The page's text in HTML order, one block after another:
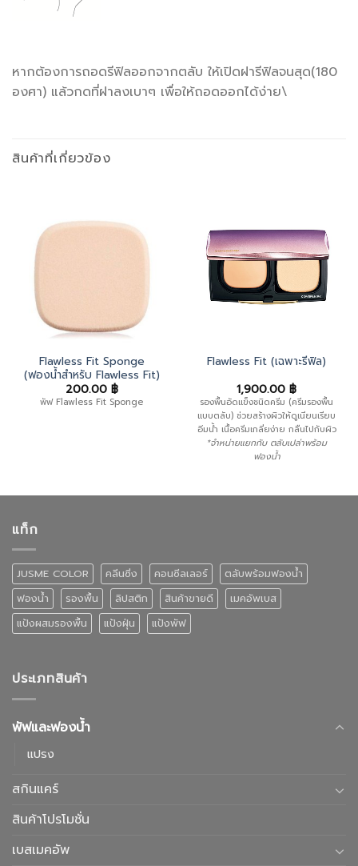
หากต้องการถอดรีฟิลออกจากตลับ ให้เปิดฝารีฟิลจนสุด(180
องศา) แล้วกดที่ฝาลงเบาๆ เพื่อให้ถอดออกได้ง่าย\
สินค้าที่เกี่ยวข้อง
Flawless Fit Sponge
(ฟองน้ำสำหรับ Flawless Fit)
200.00 ฿
พัฟ Flawless Fit Sponge
Flawless Fit (เฉพาะรีฟิล)
1,900.00 ฿
รองพื้นอัดแข็งชนิดครีม (ครีมรองพื้น
แบบตลับ) ช่วยสร้างผิวให้ดูเนียนเรียบ
อิ่มน้ำ เนื้อครีมเกลี่ยง่าย กลืนไปกับผิว
*จำหน่ายแยกกับ ตลับเปล่าพร้อม
ฟองน้ำ
แท็ก
JUSME COLOR คลีนซิ่ง คอนซีลเลอร์
ตลับพร้อมฟองน้ำ
ฟองน้ำ
รองพื้น ลิปสติก สินค้าขายดี
เมคอัพเบส
แป้งผสมรองพื้น
แป้งฝุ่น แป้งพัฟ
ประเภทสินค้า
พัฟและฟองน้ำ
แปรง
สกินแคร์
สินค้าโปรโมชั่น
เบสเมคอัพ